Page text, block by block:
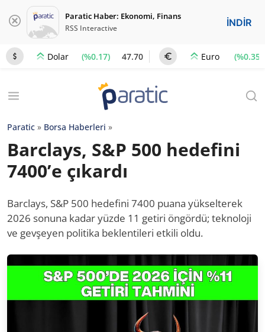
Paratic Haber: Ekonomi, Finans
RSS Interactive İNDİR
Dolar (%0.17) 47.70 Euro (%0.35)
Paratic » Borsa Haberleri »
Barclays, S&P 500 hedefini
7400’e çıkardı
Barclays, S&P 500 hedefini 7400 puana yükselterek
2026 sonuna kadar yüzde 11 getiri öngördü; teknoloji
ve gevşeyen politika beklentileri etkili oldu.